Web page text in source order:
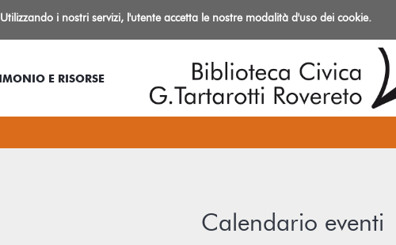
in Informazioni
E RISORSE
Calendario eventi
i nostri servizi, l'utente accetta le nostre modalità d'uso dei cookie.